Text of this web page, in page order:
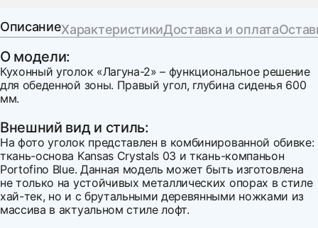
ОписаниеХарактеристикиДоставка и оплата
О модели:
Кухонный уголок «Лагуна-2» – функциональное решение
для обеденной зоны. Правый угол, глубина сиденья 600
мм.
Внешний вид и стиль:
На фото уголок представлен в комбинированной обивке:
ткань-основа Kansas Crystals 03 и ткань-компаньон
Portofino Blue. Данная модель может быть изготовлена
не только на устойчивых металлических опорах в стиле
хай-тек, но и с брутальными деревянными ножками из
массива в актуальном стиле лофт.